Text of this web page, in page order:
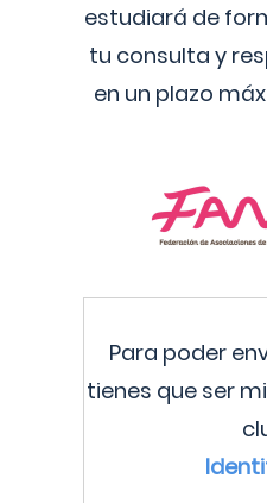
estudiará de
tu consulta y
en un plazo
Para poder
tienes que ser